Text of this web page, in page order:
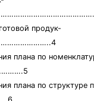
продук-
плана по
плана по структуре